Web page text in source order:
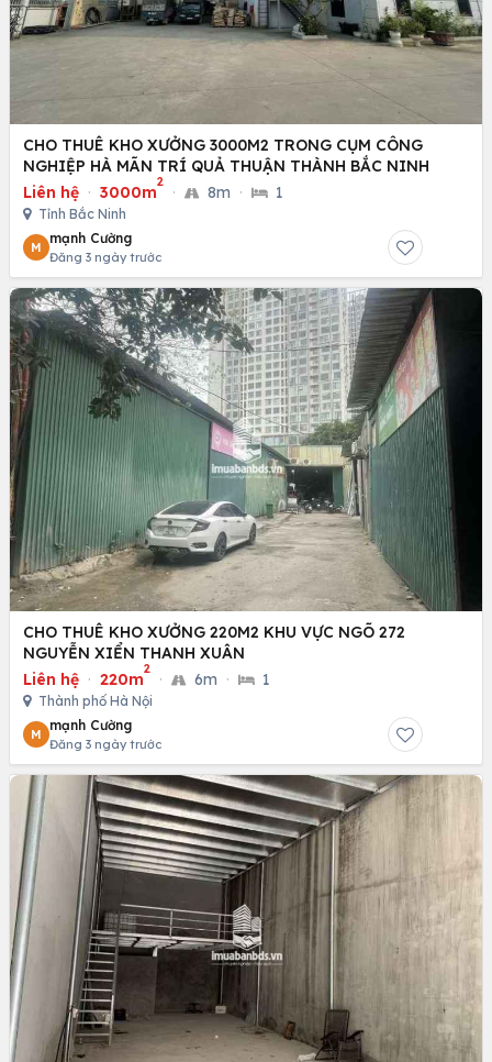
CHO THUÊ KHO XƯỞNG 3000M2 TRONG CỤM CÔNG
NGHIỆP HÀ MÃN TRÍ QUẢ THUẬN THÀNH BẮC NINH
Liên hệ · 3000m
2
· 8m · 1
Tỉnh Bắc Ninh
M
mạnh Cường
Đăng 3 ngày trước
CHO THUÊ KHO XƯỞNG 220M2 KHU VỰC NGÕ 272
NGUYỄN XIỂN THANH XUÂN
Liên hệ · 220m
2
· 6m · 1
Thành phố Hà Nội
M
mạnh Cường
Đăng 3 ngày trước